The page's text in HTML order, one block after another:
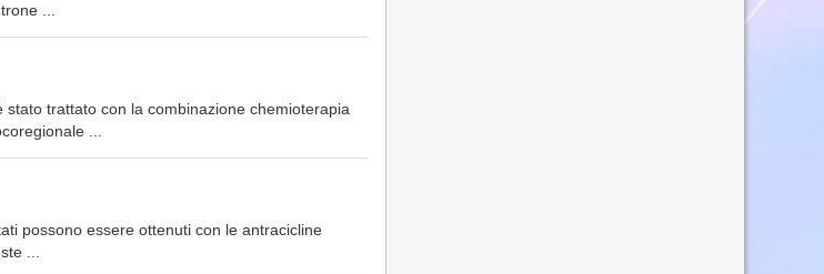
...
trattato con la combinazione chemioterapia
...
possono essere ottenuti con le antracicline
...